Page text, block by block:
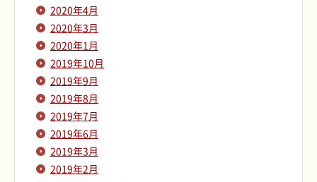
2020年4月
2020年3月
2020年1月
2019年10月
2019年9月
2019年8月
2019年7月
2019年6月
2019年3月
2019年2月